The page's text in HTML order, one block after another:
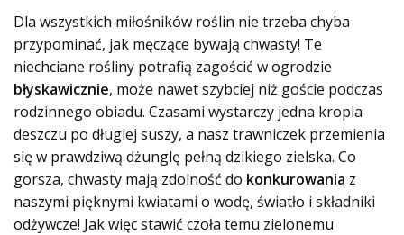
Dla wszystkich miłośników roślin nie trzeba chyba
przypominać, jak męczące bywają chwasty! Te
niechciane rośliny potrafią zagościć w ogrodzie
błyskawicznie, może nawet szybciej niż goście podczas
rodzinnego obiadu. Czasami wystarczy jedna kropla
deszczu po długiej suszy, a nasz trawniczek przemienia
się w prawdziwą dżunglę pełną dzikiego zielska. Co
gorsza, chwasty mają zdolność do konkurowania z
naszymi pięknymi kwiatami o wodę, światło i składniki
odżywcze! Jak więc stawić czoła temu zielonemu